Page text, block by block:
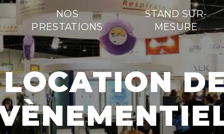
NOS
PRESTATIONS
STAND SUR-
MESURE
LOCATION DE MATÉRIEL